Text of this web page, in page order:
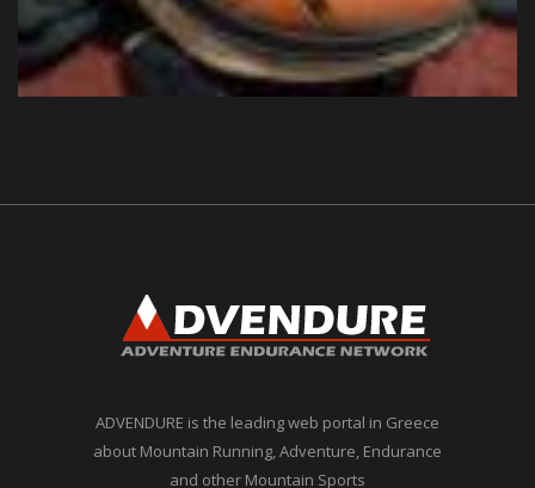
ADVENDURE is the leading web portal in Greece
about Mountain Running, Adventure, Endurance
and other Mountain Sports